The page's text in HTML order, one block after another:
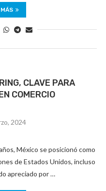
CLAVE PARA
COMERCIO
2024
México se posicionó como
de Estados Unidos, incluso
apreciado por …